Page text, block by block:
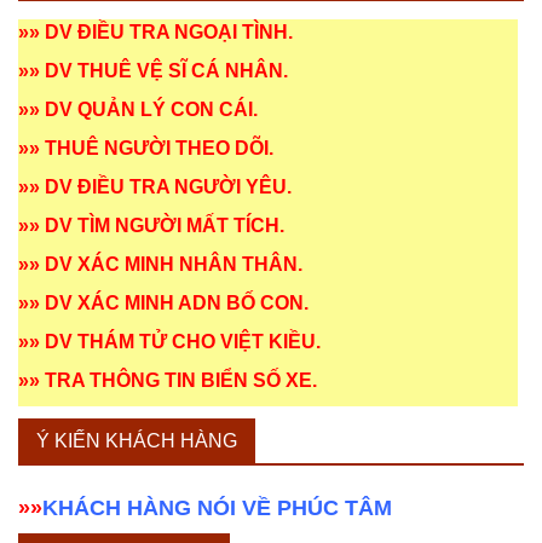
»» DV ĐIỀU TRA NGOẠI TÌNH .
»» DV THUÊ VỆ SĨ CÁ NHÂN .
»» DV QUẢN LÝ CON CÁI .
»» THUÊ NGƯỜI THEO DÕI .
»» DV ĐIỀU TRA NGƯỜI YÊU.
»» DV TÌM NGƯỜI MẤT TÍCH .
»» DV XÁC MINH NHÂN THÂN .
»» DV XÁC MINH ADN BỐ CON .
»» DV THÁM TỬ CHO VIỆT KIỀU.
»» TRA THÔNG TIN BIỂN SỐ XE.
Ý KIẾN KHÁCH HÀNG
»»KHÁCH HÀNG NÓI VỀ PHÚC TÂM